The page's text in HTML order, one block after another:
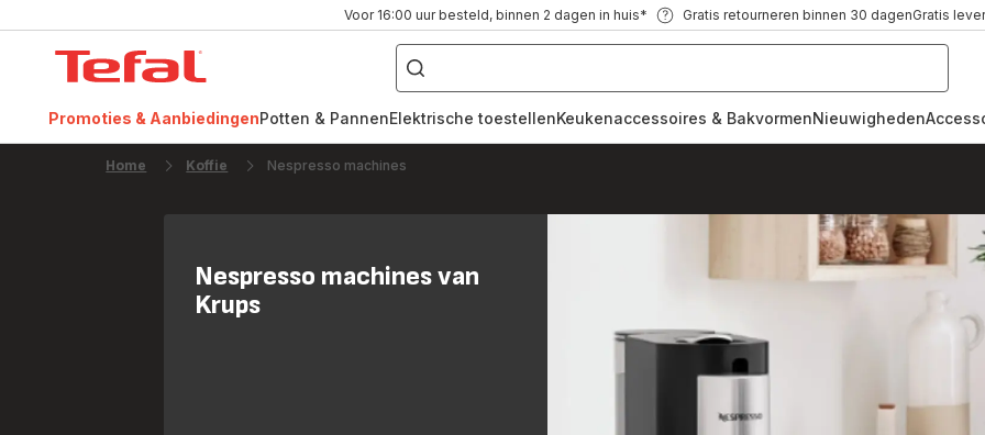
Voor 16:00 uur besteld, binnen 2 dagen in huis* Gratis retourneren binnen 30 dagenGratis
Waar
bent
naar
Promoties & AanbiedingenPotten & PannenElektrische toestellenKeukenaccessoires & BakvormenNieuwigheden
Home Koffie Nespresso machines
Nespresso machines van
Krups